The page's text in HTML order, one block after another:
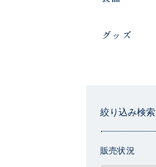
グッズ
絞り込み検索
販売状況